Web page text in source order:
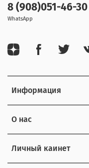
Информация
О нас
Личный каинет
8 (908)051-46-30
WhatsApp